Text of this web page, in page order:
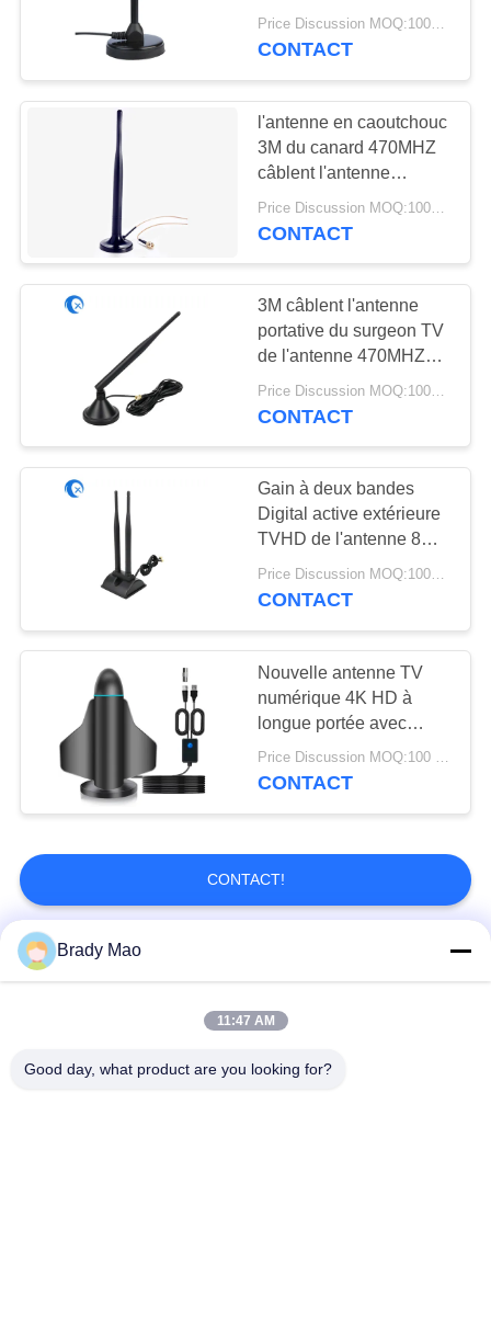
antenne 1800MHZ
extérieure portative
Price Discussion MOQ:100PCS
CONTACT
l'antenne en caoutchouc
3M du canard 470MHZ
câblent l'antenne
portative de Digital avec
le connecteur masculin
CONTACT
3M câblent l'antenne
portative du surgeon TV
de l'antenne 470MHZ
RG174 de Digital
Price Discussion MOQ:100PCS
CONTACT
Gain à deux bandes
Digital active extérieure
TVHD de l'antenne 8DBI
du Portable HD
Price Discussion MOQ:100PCS
CONTACT
Nouvelle antenne TV
numérique 4K HD à
longue portée avec
amplificateur de signal
pour Smart TV et toutes
Price Discussion MOQ:100 pièces
CONTACT
CONTACT!
Catégories populaires
Brady Mao
11:47 AM
Good day, what product are you looking for?